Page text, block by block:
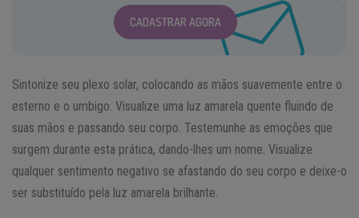
CADASTRAR AGORA
Sintonize seu plexo solar, colocando as mãos suavemente entre o
esterno e o umbigo. Visualize uma luz amarela quente fluindo de
suas mãos e passando seu corpo. Testemunhe as emoções que
surgem durante esta prática, dando-lhes um nome. Visualize
qualquer sentimento negativo se afastando do seu corpo e deixe-o
ser substituído pela luz amarela brilhante.